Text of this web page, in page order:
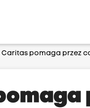
Caritas pomaga przez